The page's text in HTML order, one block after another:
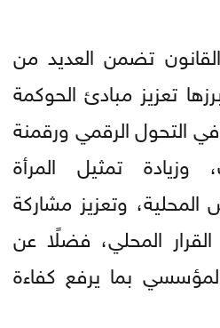
تضمن العديد من
تعزيز مبادئ الحوكمة
التحول الرقمي ورقمنة
وزيادة تمثيل المرأة
وتعزيز مشاركة
المحلي، فضلًا عن
بما يرفع كفاءة